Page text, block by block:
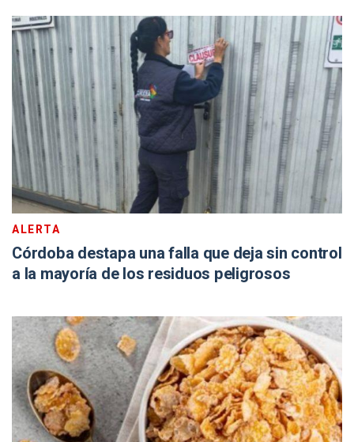
ALERTA
Córdoba destapa una falla que deja sin control
a la mayoría de los residuos peligrosos